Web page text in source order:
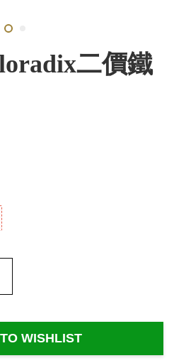
二價鐵
WISHLIST